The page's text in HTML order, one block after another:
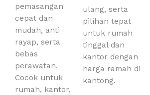
pemasangan
cepat dan
mudah, anti
rayap, serta
bebas
perawatan.
Cocok untuk
rumah, kantor,
ulang, serta
pilihan tepat
untuk rumah
tinggal dan
kantor dengan
harga ramah di
kantong.